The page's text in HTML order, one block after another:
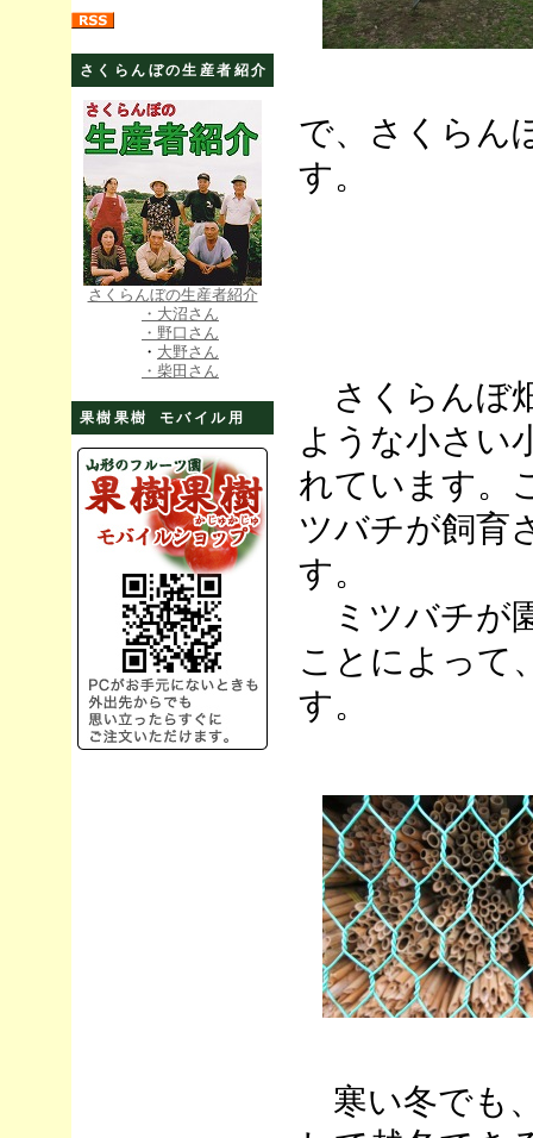
さくらんぼの生産者紹介
さくらんぼの生産者紹介
・大沼さん
・野口さん
・ 大野さん
・柴田さん
果樹果樹 モバイル用
で、さくらん
す。
さくらんぼ
ような小さい
れています。
ツバチが飼育
す。
ミツバチが
ことによって
す。
寒い冬でも